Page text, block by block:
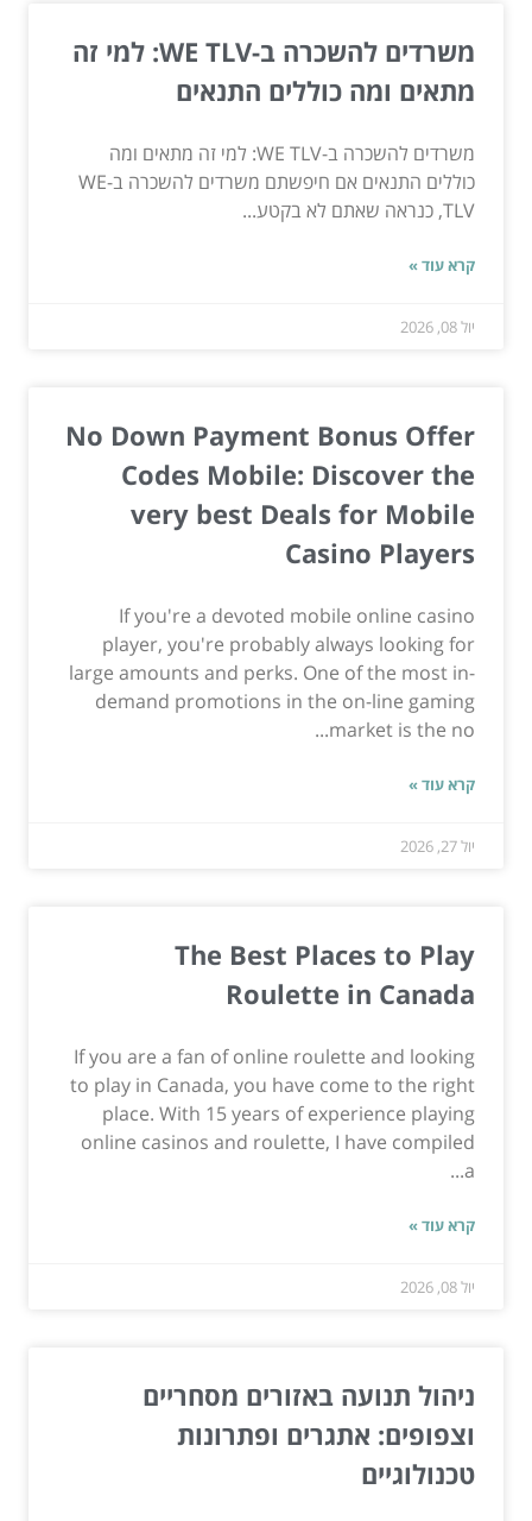
משרדים להשכרה ב-WE TLV: למי זה
מתאים ומה כוללים התנאים
משרדים להשכרה ב-WE TLV: למי זה מתאים ומה
כוללים התנאים אם חיפשתם משרדים להשכרה ב-WE
TLV, כנראה שאתם לא בקטע...
קרא עוד »
יול 08, 2026
No Down Payment Bonus Offer
Codes Mobile: Discover the
very best Deals for Mobile
Casino Players
If you're a devoted mobile online casino
player, you're probably always looking for
large amounts and perks. One of the most in-
demand promotions in the on-line gaming
market is the no...
קרא עוד »
יול 27, 2026
The Best Places to Play
Roulette in Canada
If you are a fan of online roulette and looking
to play in Canada, you have come to the right
place. With 15 years of experience playing
online casinos and roulette, I have compiled
a...
קרא עוד »
יול 08, 2026
ניהול תנועה באזורים מסחריים
וצפופים: אתגרים ופתרונות
טכנולוגיים